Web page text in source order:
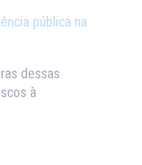
pública na
dessas
à